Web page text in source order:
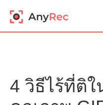
4 วิธีไร้ที่ติใ